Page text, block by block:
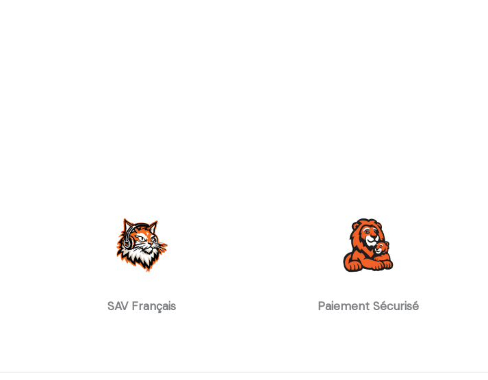
SAV Français Paiement Sécurisé